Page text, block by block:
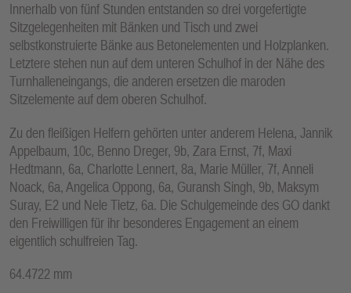
Innerhalb von fünf Stunden entstanden so drei vorgefertigte
Sitzgelegenheiten mit Bänken und Tisch und zwei
selbstkonstruierte Bänke aus Betonelementen und Holzplanken.
Letztere stehen nun auf dem unteren Schulhof in der Nähe des
Turnhalleneingangs, die anderen ersetzen die maroden
Sitzelemente auf dem oberen Schulhof.
Zu den fleißigen Helfern gehörten unter anderem Helena, Jannik
Appelbaum, 10c, Benno Dreger, 9b, Zara Ernst, 7f, Maxi
Hedtmann, 6a, Charlotte Lennert, 8a, Marie Müller, 7f, Anneli
Noack, 6a, Angelica Oppong, 6a, Guransh Singh, 9b, Maksym
Suray, E2 und Nele Tietz, 6a. Die Schulgemeinde des GO dankt
den Freiwilligen für ihr besonderes Engagement an einem
eigentlich schulfreien Tag.
64.4722 mm